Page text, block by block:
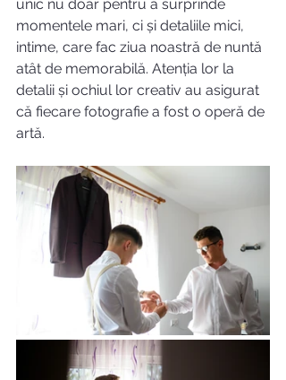
unic nu doar pentru a surprinde
momentele mari, ci și detaliile mici,
intime, care fac ziua noastră de nuntă
atât de memorabilă. Atenția lor la
detalii și ochiul lor creativ au asigurat
că fiecare fotografie a fost o operă de
artă.